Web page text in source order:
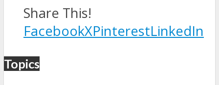
Share This!
FacebookXPinterestLinkedIn
Topics